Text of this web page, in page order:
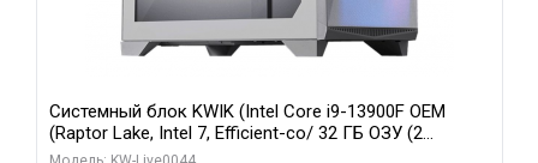
Системный блок KWIK (Intel Core i9-13900F OEM
(Raptor Lake, Intel 7, Efficient-co/ 32 ГБ ОЗУ (2
модуля)/ Gigabyte RTX5070Ti AERO OC 16GB GDDR7